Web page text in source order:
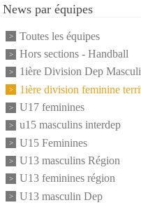
News par équipes
Toutes les équipes
Hors sections - Handball
1ière Division Dep
1ière division feminine
U17 feminines
u15 masculins interdep
U15 Feminines
U13 masculins Région
U13 feminines région
U13 masculin Dep